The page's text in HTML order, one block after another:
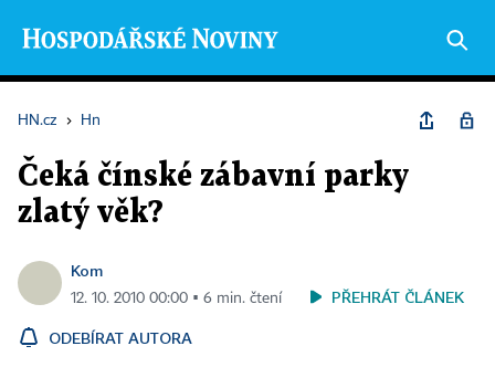
HN.cz › Hn
Čeká čínské zábavní parky
zlatý věk?
Kom
12. 10. 2010 00:00 ▪ 6 min. čtení PŘEHRÁT ČLÁNEK
ODEBÍRAT AUTORA